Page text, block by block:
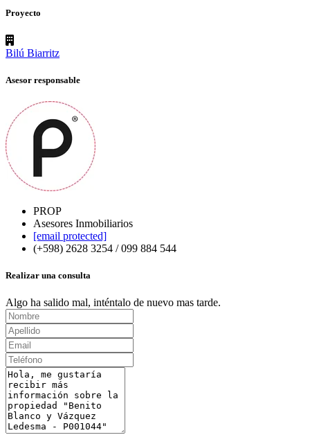
Proyecto
Bilú Biarritz
Asesor responsable
PROP
Asesores Inmobiliarios
[email protected]
(+598) 2628 3254 / 099 884 544
Realizar una consulta
Algo ha salido mal, inténtalo de nuevo mas tarde.